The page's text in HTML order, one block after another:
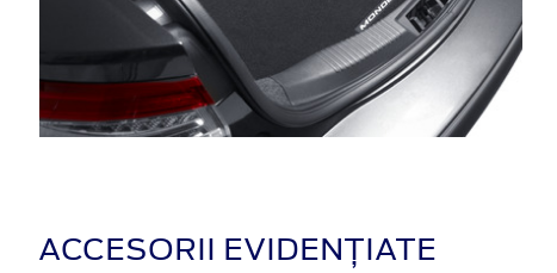
ACCESORII EVIDENȚIATE